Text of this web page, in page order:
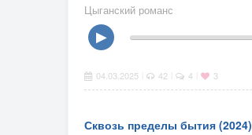
Цыганский романс
▶
04.03.2025 42 4 3
Сквозь пределы бытия (2024)